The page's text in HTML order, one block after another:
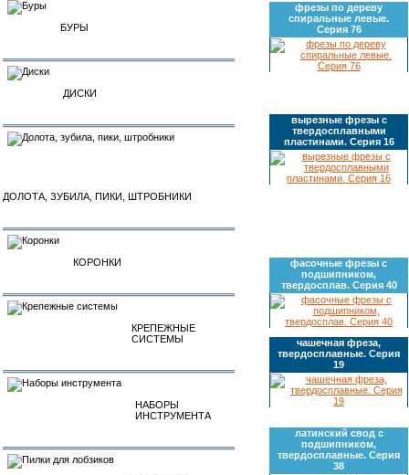
БУРЫ
ДИСКИ
ДОЛОТА, ЗУБИЛА, ПИКИ, ШТРОБНИКИ
КОРОНКИ
КРЕПЕЖНЫЕ
СИСТЕМЫ
НАБОРЫ
ИНСТРУМЕНТА
фрезы по дереву
спиральные левые.
Серия 76
вырезные фрезы с
твердосплавными
пластинами. Серия 16
фасочные фрезы с
подшипником,
твердосплав. Серия 40
чашечная фреза,
твердосплавные. Серия
19
латинский свод с
подшипником,
твердосплавные. Серия
38